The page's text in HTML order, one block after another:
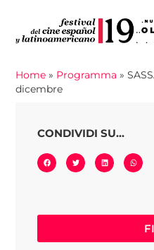
Home » Programma »
dicembre
CONDIVIDI SU...